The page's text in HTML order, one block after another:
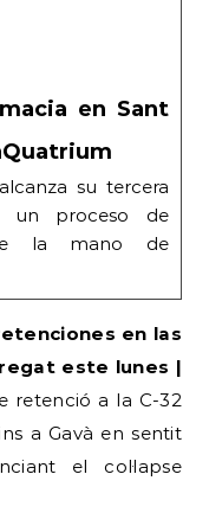
en Sant
su tercera
un proceso de
de la mano de
en las
este lunes |
retenció a la C-32
a Gavà en sentit
el col·lapse